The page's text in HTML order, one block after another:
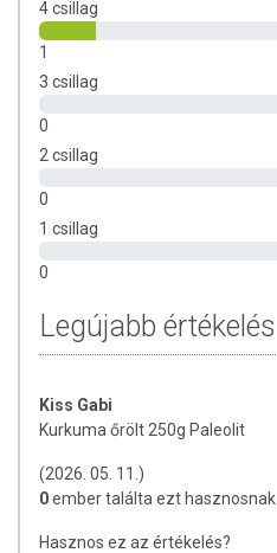
4 csillag
1
3 csillag
0
2 csillag
0
1 csillag
0
Legújabb értékelés
Kiss Gabi
Kurkuma őrölt 250g Paleolit
(2026. 05. 11.)
0ember találta ezt hasznosnak
Hasznos ez az értékelés?